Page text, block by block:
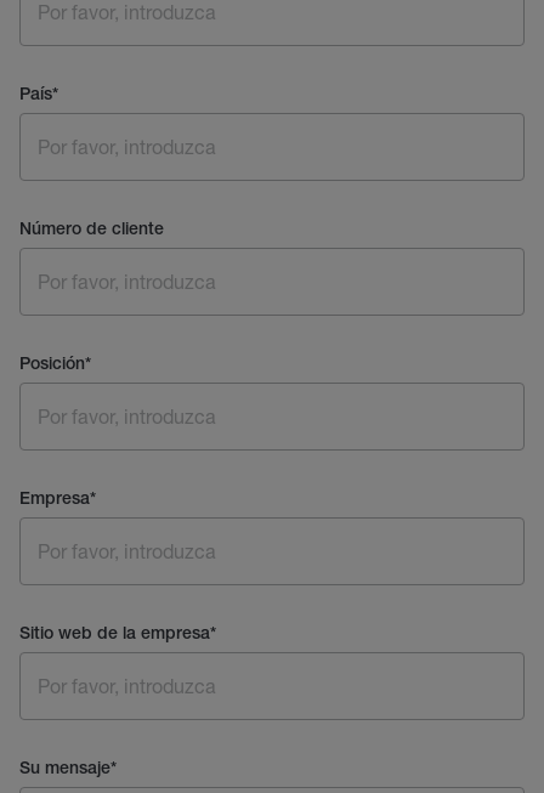
País*
Número de cliente
Posición*
Empresa*
Sitio web de la empresa*
Su mensaje*